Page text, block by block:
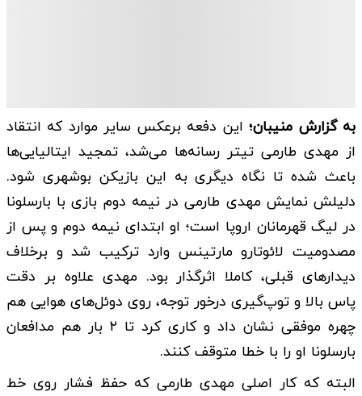
به گزارش منیبان؛ این دفعه برعکس سایر موارد که انتقاد
از مهدی طارمی تیتر رسانه‌ها می‌شد، تمجید ایتالیایی‌ها
باعث شده تا نگاه دیگری به این بازیکن بوشهری شود.
دلیلش نمایش مهدی طارمی در نیمه دوم بازی با بارسلونا
در لیگ قهرمانان اروپا است؛ او ابتدای نیمه دوم و پس از
مصدومیت لائوتارو مارتینس وارد ترکیب شد و برخلاف
دیدار‌های قبلی، کاملا اثرگذار بود. مهدی علاوه بر دقت
پاس بالا و توپ‌گیری درخور توجه، روی دوئل‌های هوایی هم
چهره موفقی نشان داد و کاری کرد تا ۲ بار هم مدافعان
بارسلونا او را با خطا متوقف کنند.
البته که کار اصلی مهدی طارمی که حفظ فشار روی خط